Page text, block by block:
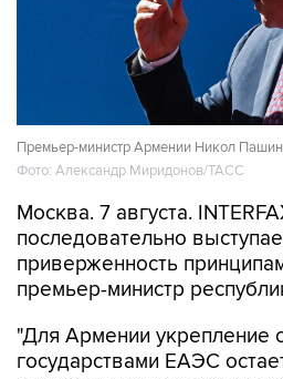
Премьер-министр Армении Никол
Фото: Александр Миридонов/ТАСС
Москва. 7 августа.
последовательно
приверженность
премьер-министр
"Для Армении укрепление
государствами ЕАЭС